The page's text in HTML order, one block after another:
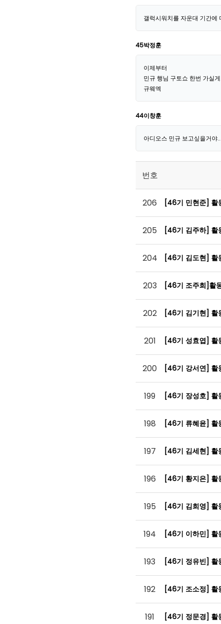
갤럭시워치를 자운대 기간에
45박정훈
이제부터
민규 행님 구토쇼 한번 가실
규웨엑
44이창훈
아디오스 민규 보고싶을거야
번호
206 [46기 민현준] 활
205 [46기 김주하] 활
204 [46기 김도현] 활
203 [46기 조주희]활
202 [46기 김기현] 활
201 [46기 성효엽] 활
200 [46기 강서연] 활
199 [46기 장성호] 활
198 [46기 류혜윤] 활
197 [46기 김세현] 활
196 [46기 황지은] 활
195 [46기 김희영] 활
194 [46기 이하민] 활
193 [46기 정유빈] 활
192 [46기 조소정] 활
191 [46기 정문경] 활